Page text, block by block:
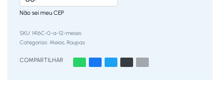
Não sei meu CEP
1416C-0-a-12-meses
Categorias: Meias Roupas
COMPARTILHAR